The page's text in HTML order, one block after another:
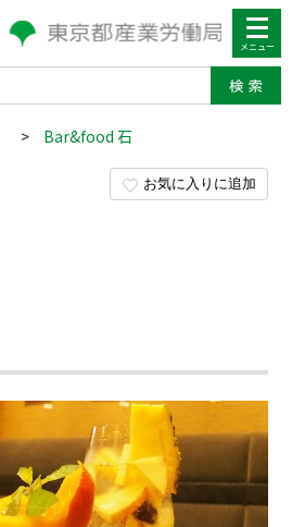
> Bar&food 石
お気に入りに追加